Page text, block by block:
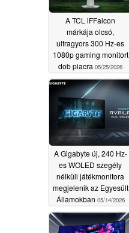
A TCL iFFalcon
márkája olcsó,
ultragyors 300 Hz-es
1080p gaming monitort
dob piacra 05/25/2026
A Gigabyte új, 240 Hz-
es WOLED szegély
nélküli játékmonitora
megjelenik az Egyesült
Államokban 05/14/2026